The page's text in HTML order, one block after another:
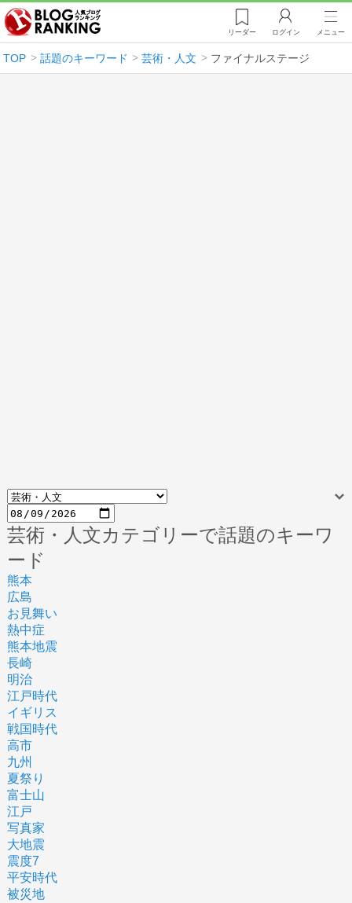
リーダー ログイン メニュー
TOP 話題のキーワード 芸術・人文 ファイナルステージ
芸術・人文カテゴリーで話題のキーワ
ード
熊本
広島
お見舞い
熱中症
熊本地震
長崎
明治
江戸時代
イギリス
戦国時代
高市
九州
夏祭り
富士山
江戸
写真家
大地震
震度7
平安時代
被災地